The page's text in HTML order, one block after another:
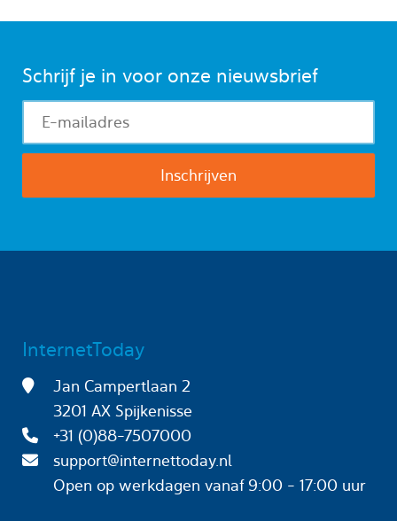
Schrijf je in voor onze nieuwsbrief
InternetToday
Jan Campertlaan 2
3201 AX Spijkenisse
+31 (0)88-7507000
support@internettoday.nl
Open op werkdagen
vanaf 9:00 - 17:00 uur